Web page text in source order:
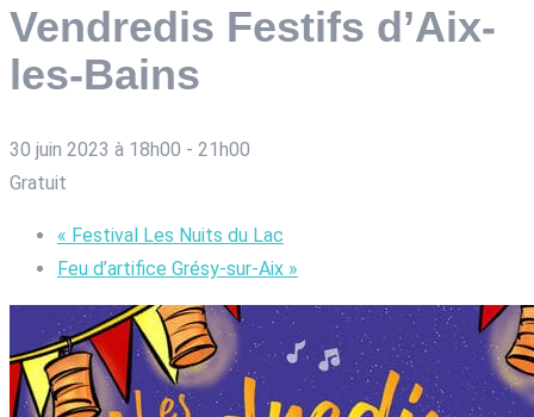
Vendredis Festifs d’Aix-
les-Bains
30 juin 2023 à 18h00 - 21h00
Gratuit
« Festival Les Nuits du Lac
Feu d’artifice Grésy-sur-Aix »